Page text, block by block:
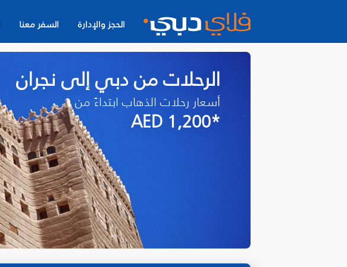
الحجز والإدارة السفر معنا
الرحلات من دبي إلى نجران‎
أسعار رحلات الذهاب ابتداءً من
*AED 1,200